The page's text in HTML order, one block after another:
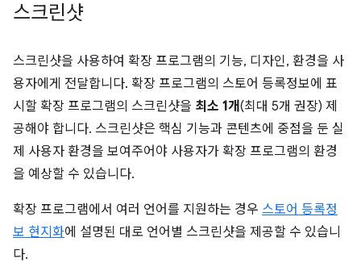
스크린샷
스크린샷을 사용하여 확장 프로그램의 기능, 디자인, 환경을 사
용자에게 전달합니다. 확장 프로그램의 스토어 등록정보에 표
시할 확장 프로그램의 스크린샷을 최소 1개(최대 5개 권장) 제
공해야 합니다. 스크린샷은 핵심 기능과 콘텐츠에 중점을 둔 실
제 사용자 환경을 보여주어야 사용자가 확장 프로그램의 환경
을 예상할 수 있습니다.
확장 프로그램에서 여러 언어를 지원하는 경우 스토어 등록정
보 현지화에 설명된 대로 언어별 스크린샷을 제공할 수 있습니
다.